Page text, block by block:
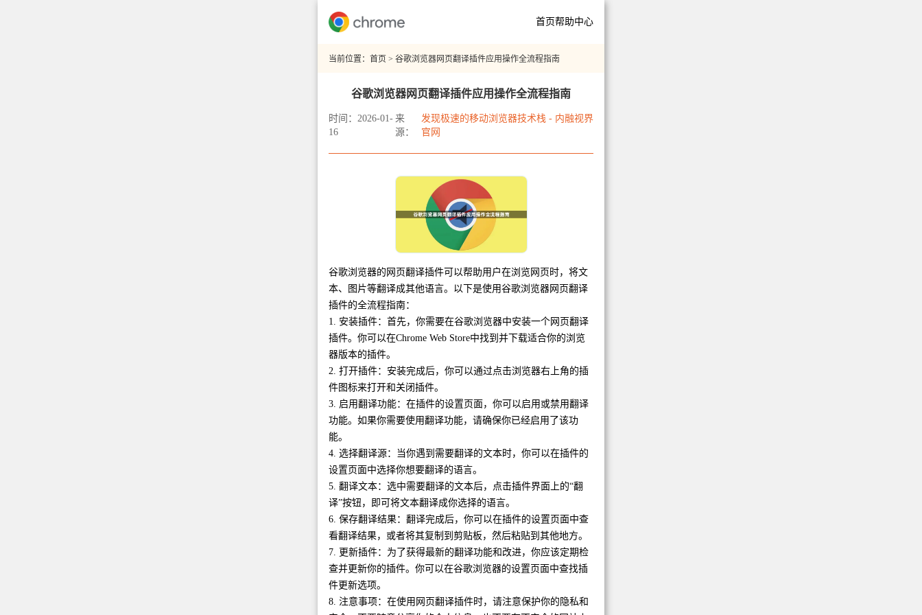
首页帮助中心
当前位置： 首页 > 谷歌浏览器网页翻译插件应用操作全流程指南
谷歌浏览器网页翻译插件应用操作全流程指南
时间：2026-01-
16
来
源：
发现极速的移动浏览器技术栈 - 内融视界
官网
谷歌浏览器的网页翻译插件可以帮助用户在浏览网页时，将文
本、图片等翻译成其他语言。以下是使用谷歌浏览器网页翻译
插件的全流程指南：
1. 安装插件：首先，你需要在谷歌浏览器中安装一个网页翻译
插件。你可以在Chrome Web Store中找到并下载适合你的浏览
器版本的插件。
2. 打开插件：安装完成后，你可以通过点击浏览器右上角的插
件图标来打开和关闭插件。
3. 启用翻译功能：在插件的设置页面，你可以启用或禁用翻译
功能。如果你需要使用翻译功能，请确保你已经启用了该功
能。
4. 选择翻译源：当你遇到需要翻译的文本时，你可以在插件的
设置页面中选择你想要翻译的语言。
5. 翻译文本：选中需要翻译的文本后，点击插件界面上的“翻
译”按钮，即可将文本翻译成你选择的语言。
6. 保存翻译结果：翻译完成后，你可以在插件的设置页面中查
看翻译结果，或者将其复制到剪贴板，然后粘贴到其他地方。
7. 更新插件：为了获得最新的翻译功能和改进，你应该定期检
查并更新你的插件。你可以在谷歌浏览器的设置页面中查找插
件更新选项。
8. 注意事项：在使用网页翻译插件时，请注意保护你的隐私和